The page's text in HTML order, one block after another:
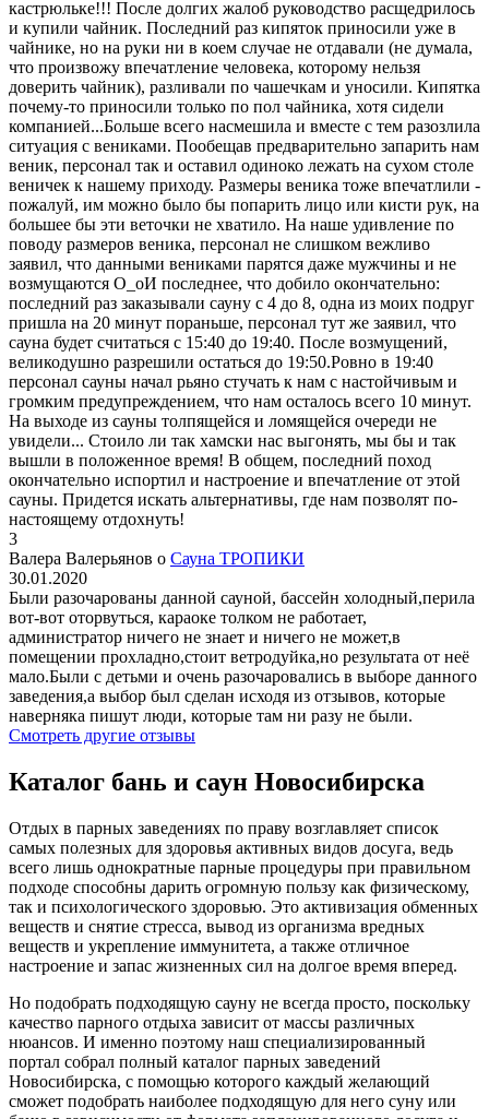
кастрюльке!!! После долгих жалоб руководство расщедрилось
и купили чайник. Последний раз кипяток приносили уже в
чайнике, но на руки ни в коем случае не отдавали (не думала,
что произвожу впечатление человека, которому нельзя
доверить чайник), разливали по чашечкам и уносили. Кипятка
почему-то приносили только по пол чайника, хотя сидели
компанией...Больше всего насмешила и вместе с тем разозлила
ситуация с вениками. Пообещав предварительно запарить нам
веник, персонал так и оставил одиноко лежать на сухом столе
веничек к нашему приходу. Размеры веника тоже впечатлили -
пожалуй, им можно было бы попарить лицо или кисти рук, на
большее бы эти веточки не хватило. На наше удивление по
поводу размеров веника, персонал не слишком вежливо
заявил, что данными вениками парятся даже мужчины и не
возмущаются О_оИ последнее, что добило окончательно:
последний раз заказывали сауну с 4 до 8, одна из моих подруг
пришла на 20 минут пораньше, персонал тут же заявил, что
сауна будет считаться с 15:40 до 19:40. После возмущений,
великодушно разрешили остаться до 19:50.Ровно в 19:40
персонал сауны начал рьяно стучать к нам с настойчивым и
громким предупреждением, что нам осталось всего 10 минут.
На выходе из сауны толпящейся и ломящейся очереди не
увидели... Стоило ли так хамски нас выгонять, мы бы и так
вышли в положенное время! В общем, последний поход
окончательно испортил и настроение и впечатление от этой
сауны. Придется искать альтернативы, где нам позволят по-
настоящему отдохнуть!
3
Валера Валерьянов о Сауна ТРОПИКИ
30.01.2020
Были разочарованы данной сауной, бассейн холодный,перила
вот-вот оторвуться, караоке толком не работает,
администратор ничего не знает и ничего не может,в
помещении прохладно,стоит ветродуйка,но результата от неё
мало.Были с детьми и очень разочаровались в выборе данного
заведения,а выбор был сделан исходя из отзывов, которые
наверняка пишут люди, которые там ни разу не были.
Смотреть другие отзывы
Каталог бань и саун Новосибирска
Отдых в парных заведениях по праву возглавляет список
самых полезных для здоровья активных видов досуга, ведь
всего лишь однократные парные процедуры при правильном
подходе способны дарить огромную пользу как физическому,
так и психологического здоровью. Это активизация обменных
веществ и снятие стресса, вывод из организма вредных
веществ и укрепление иммунитета, а также отличное
настроение и запас жизненных сил на долгое время вперед.
Но подобрать подходящую сауну не всегда просто, поскольку
качество парного отдыха зависит от массы различных
нюансов. И именно поэтому наш специализированный
портал собрал полный каталог парных заведений
Новосибирска, с помощью которого каждый желающий
сможет подобрать наиболее подходящую для него суну или